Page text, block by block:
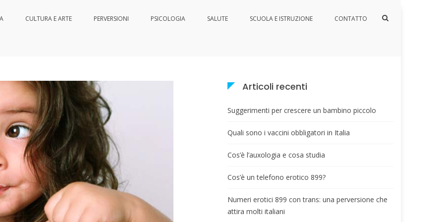
CULTURA E ARTE PERVERSIONI PSICOLOGIA SALUTE SCUOLA E ISTRUZIONE CONTATTO
Mostra
Articoli recenti
Suggerimenti per crescere un bambino piccolo
Quali sono i vaccini obbligatori in Italia
Cos’è l’auxologia e cosa studia
Cos’è un telefono erotico 899?
Numeri erotici 899 con trans: una perversione che
attira molti italiani